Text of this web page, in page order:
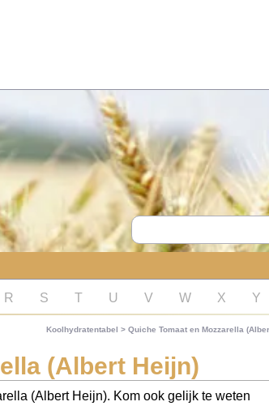
R S T U V W X Y
Koolhydratentabel > Quiche Tomaat en Mozzarella
(Albert Heijn)
(Albert Heijn). Kom ook gelijk te weten